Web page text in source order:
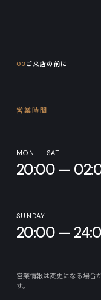
03 ご来店の前に
営業時間
MON — SAT
20:00 —
SUNDAY
20:00 —
営業情報は変更になる場合
す。